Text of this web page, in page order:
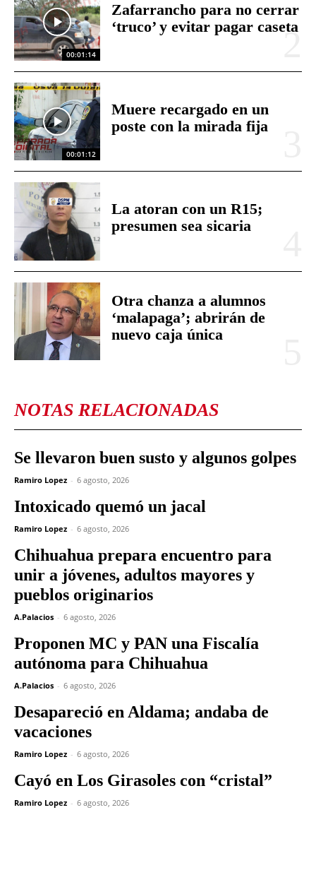
00:01:14
Zafarrancho para no cerrar
‘truco’ y evitar pagar caseta
00:01:12
Muere recargado en un
poste con la mirada fija
La atoran con un R15;
presumen sea sicaria
Otra chanza a alumnos
‘malapaga’; abrirán de
nuevo caja única
NOTAS RELACIONADAS
Se llevaron buen susto y algunos golpes
Ramiro Lopez - 6 agosto, 2026
Intoxicado quemó un jacal
Ramiro Lopez - 6 agosto, 2026
Chihuahua prepara encuentro para
unir a jóvenes, adultos mayores y
pueblos originarios
A.Palacios - 6 agosto, 2026
Proponen MC y PAN una Fiscalía
autónoma para Chihuahua
A.Palacios - 6 agosto, 2026
Desapareció en Aldama; andaba de
vacaciones
Ramiro Lopez - 6 agosto, 2026
Cayó en Los Girasoles con “cristal”
Ramiro Lopez - 6 agosto, 2026